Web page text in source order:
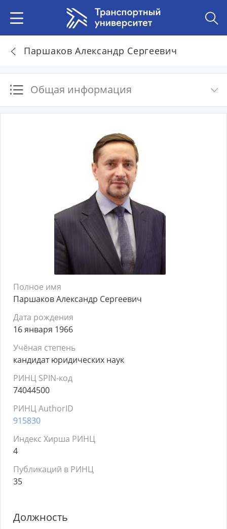
Паршаков Александр Сергеевич
Общая информация
Полное имя
Паршаков Александр Сергеевич
Дата рождения
16 января 1966
Учёная степень
кандидат юридических наук
РИНЦ SPIN-код
74044500
РИНЦ AuthorID
915830
Индекс Хирша РИНЦ
4
Публикаций в РИНЦ
35
Должность